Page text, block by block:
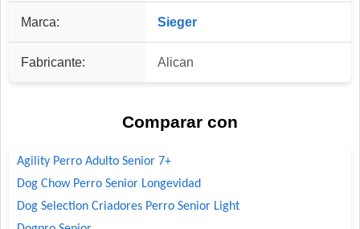
Marca: Sieger
Fabricante: Alican
Comparar con
Agility Perro Adulto Senior 7+
Dog Chow Perro Senior Longevidad
Dog Selection Criadores Perro Senior Light